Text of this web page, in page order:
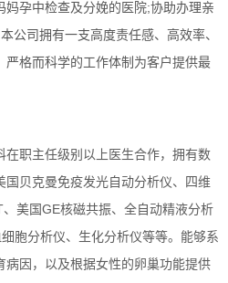
孕中检查及分娩的医院;协助办理亲
公司拥有一支高度责任感、高效率、
格而科学的工作体制为客户提供最
职主任级别以上医生合作，拥有数
贝克曼免疫发光自动分析仪、四维
美国GE核磁共振、全自动精液分析
胞分析仪、生化分析仪等等。能够系
因，以及根据女性的卵巢功能提供